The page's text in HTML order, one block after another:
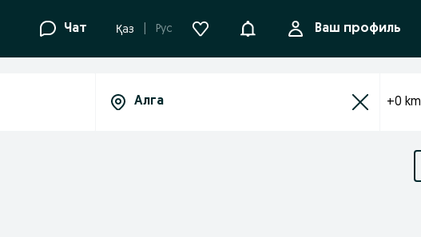
Чат Қаз Рус УведомленияВаш профиль
+0 km